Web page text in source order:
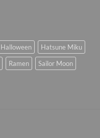
Halloween
Hatsune Miku
Ramen
Sailor Moon